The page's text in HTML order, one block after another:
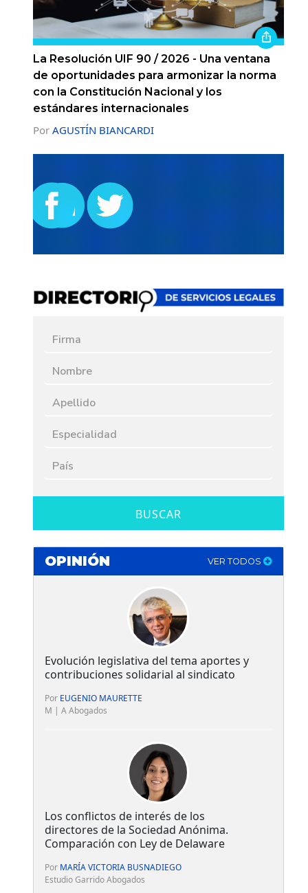
La Resolución UIF 90 / 2026 - Una ventana
de oportunidades para armonizar la norma
con la Constitución Nacional y los
estándares internacionales
Por AGUSTÍN BIANCARDI
BUSCAR
OPINIÓN VER TODOS
Evolución legislativa del tema aportes y
contribuciones solidarial al sindicato
Por EUGENIO MAURETTE
M | A Abogados
Los conflictos de interés de los
directores de la Sociedad Anónima.
Comparación con Ley de Delaware
Por MARÍA VICTORIA BUSNADIEGO
Estudio Garrido Abogados